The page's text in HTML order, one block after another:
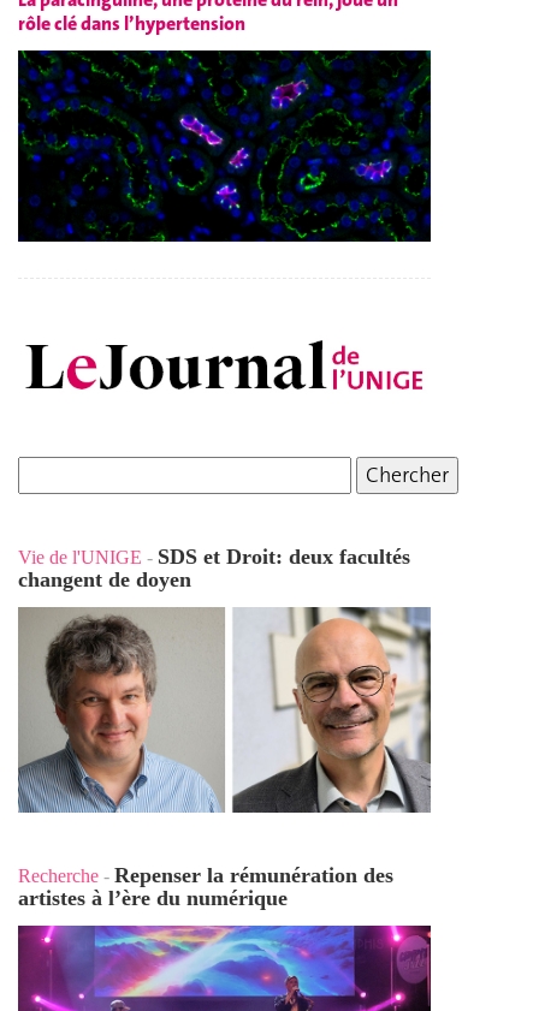
rôle clé dans l’hypertension
Vie de l'UNIGE - SDS et Droit: deux facultés
changent de doyen
Recherche - Repenser la rémunération des
artistes à l’ère du numérique